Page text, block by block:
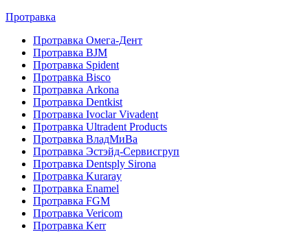
Протравка
Протравка Омега-Дент
Протравка BJM
Протравка Spident
Протравка Bisco
Протравка Arkona
Протравка Dentkist
Протравка Ivoclar Vivadent
Протравка Ultradent Products
Протравка ВладМиВа
Протравка Эстэйд-Сервисгруп
Протравка Dentsply Sirona
Протравка Kuraray
Протравка Enamel
Протравка FGM
Протравка Vericom
Протравка Kerr